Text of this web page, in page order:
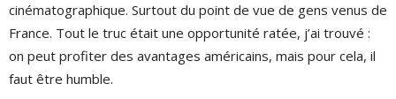
cinématographique. Surtout du point de vue de gens venus de
France. Tout le truc était une opportunité ratée, j’ai trouvé :
on peut profiter des avantages américains, mais pour cela, il
faut être humble.